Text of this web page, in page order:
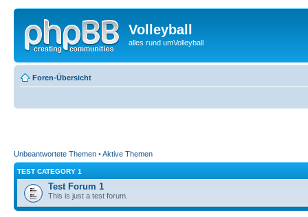
Volleyball
alles rund umVolleyball
Foren-Übersicht
Unbeantwortete Themen •Aktive Themen
TEST CATEGORY 1
Test Forum 1
This is just a test forum.